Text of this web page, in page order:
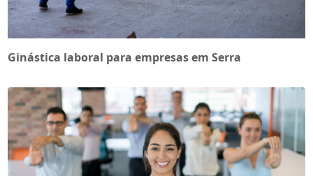
Ginástica laboral para empresas em Serra